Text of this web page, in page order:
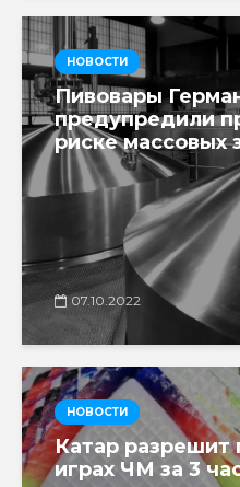
НОВОСТИ
Пивовары
предупредили
риске массовых
07.10.2022
НОВОСТИ
Катар разрешит
играх ЧМ за 3